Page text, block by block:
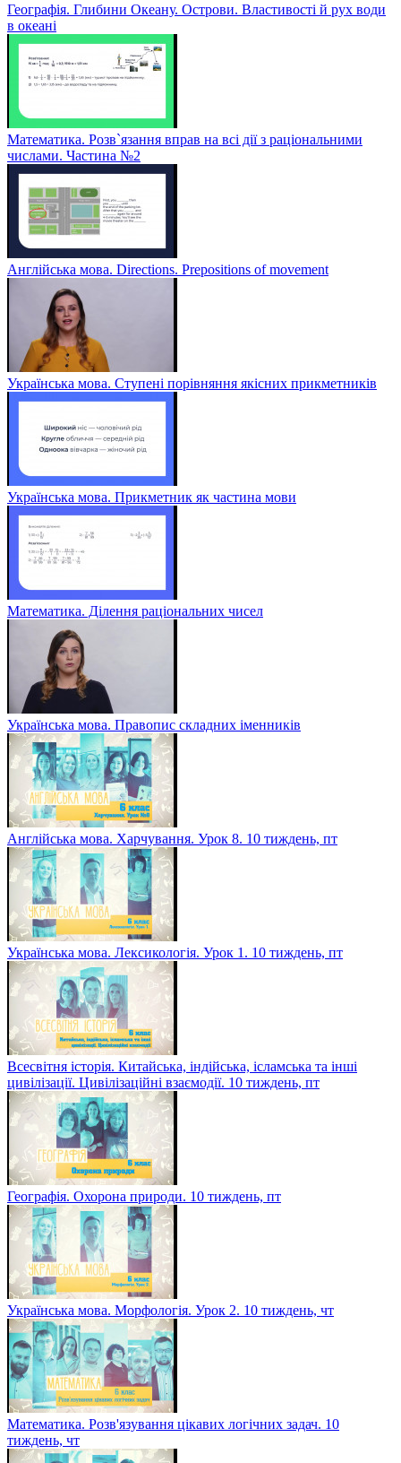
Географія. Глибини Океану. Острови. Властивості й рух води
в океані
Математика. Розв`язання вправ на всі дії з раціональними
числами. Частина №2
Англійська мова. Directions. Prepositions of movement
Українська мова. Ступені порівняння якісних прикметників
Українська мова. Прикметник як частина мови
Математика. Ділення раціональних чисел
Українська мова. Правопис складних іменників
Англійська мова. Харчування. Урок 8. 10 тиждень, пт
Українська мова. Лексикологія. Урок 1. 10 тиждень, пт
Всесвітня історія. Китайська, індійська, ісламська та інші
цивілізації. Цивілізаційні взаємодії. 10 тиждень, пт
Географія. Охорона природи. 10 тиждень, пт
Українська мова. Морфологія. Урок 2. 10 тиждень, чт
Математика. Розв'язування цікавих логічних задач. 10
тиждень, чт